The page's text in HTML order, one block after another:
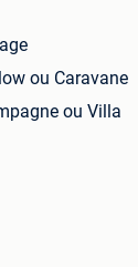
ou Caravane
ou Villa